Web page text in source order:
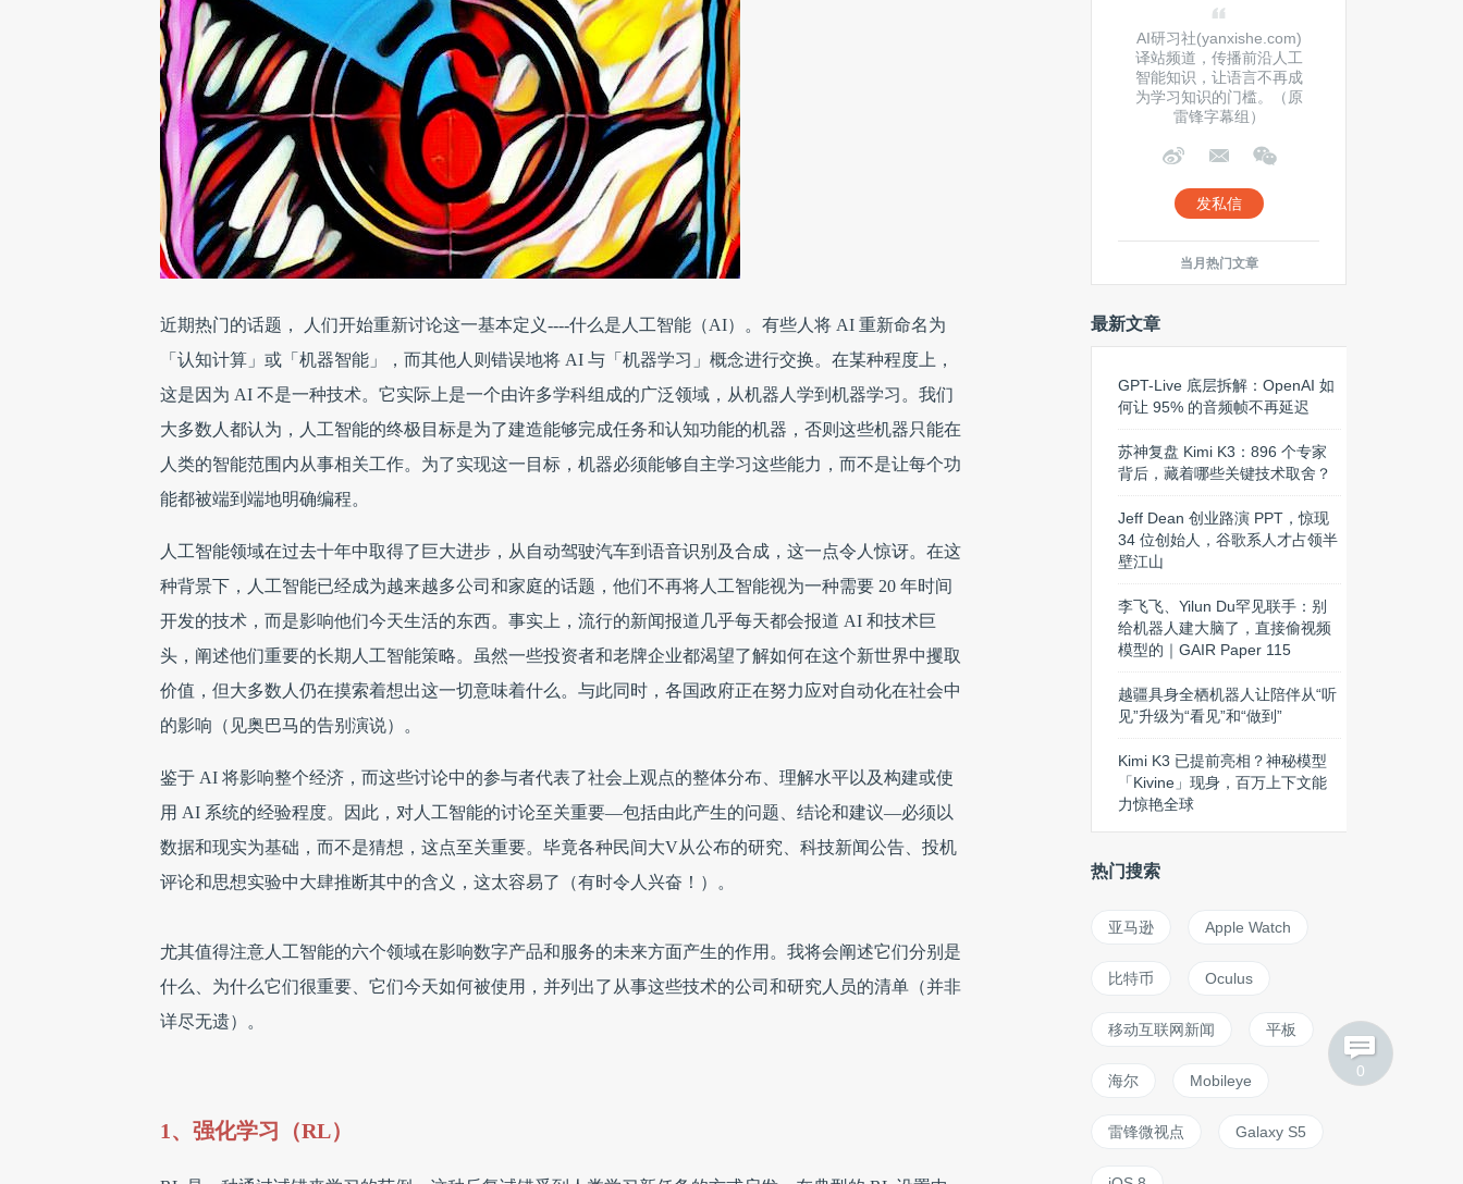
0
近期热门的话题， 人们开始重新讨论这一基本定义----什么是人工智能（AI）。有些人将 AI 重新命名为
「认知计算」或「机器智能」，而其他人则错误地将 AI 与「机器学习」概念进行交换。在某种程度上，
这是因为 AI 不是一种技术。它实际上是一个由许多学科组成的广泛领域，从机器人学到机器学习。我们
大多数人都认为，人工智能的终极目标是为了建造能够完成任务和认知功能的机器，否则这些机器只能在
人类的智能范围内从事相关工作。为了实现这一目标，机器必须能够自主学习这些能力，而不是让每个功
能都被端到端地明确编程。
人工智能领域在过去十年中取得了巨大进步，从自动驾驶汽车到语音识别及合成，这一点令人惊讶。在这
种背景下，人工智能已经成为越来越多公司和家庭的话题，他们不再将人工智能视为一种需要 20 年时间
开发的技术，而是影响他们今天生活的东西。事实上，流行的新闻报道几乎每天都会报道 AI 和技术巨
头，阐述他们重要的长期人工智能策略。虽然一些投资者和老牌企业都渴望了解如何在这个新世界中攫取
价值，但大多数人仍在摸索着想出这一切意味着什么。与此同时，各国政府正在努力应对自动化在社会中
的影响（见奥巴马的告别演说）。
鉴于 AI 将影响整个经济，而这些讨论中的参与者代表了社会上观点的整体分布、理解水平以及构建或使
用 AI 系统的经验程度。因此，对人工智能的讨论至关重要—包括由此产生的问题、结论和建议—必须以
数据和现实为基础，而不是猜想，这点至关重要。毕竟各种民间大V从公布的研究、科技新闻公告、投机
评论和思想实验中大肆推断其中的含义，这太容易了（有时令人兴奋！）。
尤其值得注意人工智能的六个领域在影响数字产品和服务的未来方面产生的作用。我将会阐述它们分别是
什么、为什么它们很重要、它们今天如何被使用，并列出了从事这些技术的公司和研究人员的清单（并非
详尽无遗）。
1、强化学习（RL）
AI研习社(yanxishe.com)
译站频道，传播前沿人工
智能知识，让语言不再成
为学习知识的门槛。（原
雷锋字幕组）
发私信
当月热门文章
最新文章
GPT-Live 底层拆解：OpenAI 如
何让 95% 的音频帧不再延迟
苏神复盘 Kimi K3：896 个专家
背后，藏着哪些关键技术取舍？
Jeff Dean 创业路演 PPT，惊现
34 位创始人，谷歌系人才占领半
壁江山
李飞飞、Yilun Du罕见联手：别
给机器人建大脑了，直接偷视频
模型的｜GAIR Paper 115
越疆具身全栖机器人让陪伴从“听
见”升级为“看见”和“做到”
Kimi K3 已提前亮相？神秘模型
「Kivine」现身，百万上下文能
力惊艳全球
热门搜索
亚马逊 Apple Watch
比特币 Oculus
移动互联网新闻 平板
海尔 Mobileye
雷锋微视点 Galaxy S5